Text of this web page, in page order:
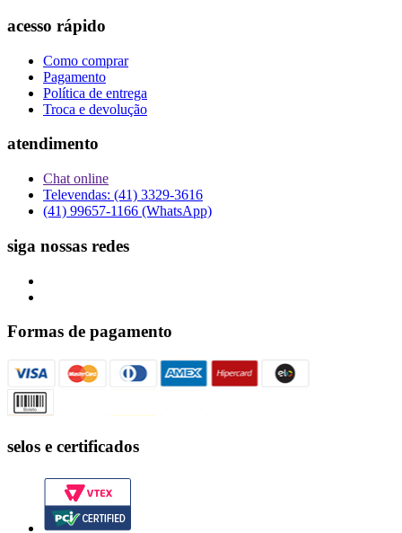
acesso rápido
Como comprar
Pagamento
Política de entrega
Troca e devolução
atendimento
Chat online
Televendas: (41) 3329-3616
(41) 99657-1166 (WhatsApp)
siga nossas redes
Formas de pagamento
selos e certificados